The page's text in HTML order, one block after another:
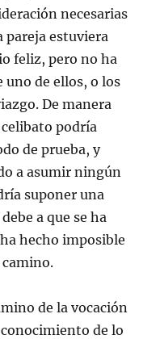
necesarias
pareja estuviera
feliz, pero no ha
uno de ellos, o los
De manera
podría
de prueba, y
a asumir ningún
suponer una
a que se ha
hecho imposible
de la vocación
de lo